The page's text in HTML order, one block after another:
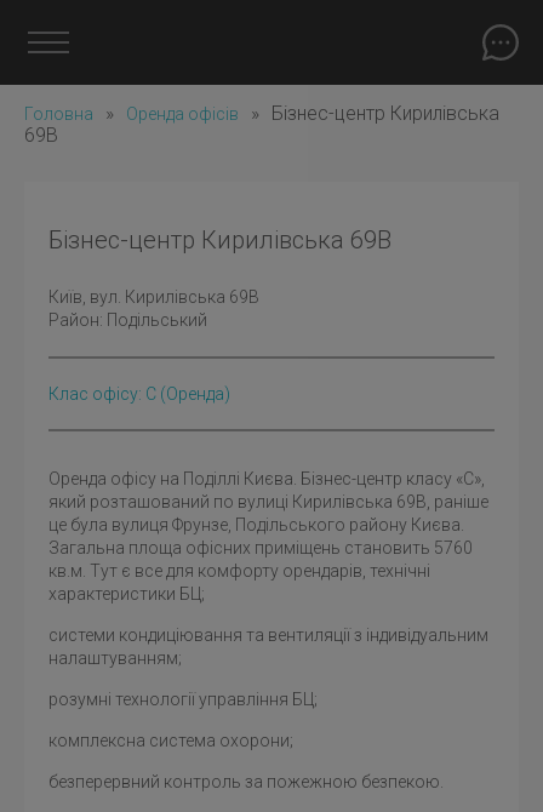
Головна » Оренда офісів »
Бізнес-центр Кирилівська
69В
Бізнес-центр Кирилівська 69В
Київ , вул. Кирилівська 69В
Район: Подільський
Клас офісу: C (оренда)
Оренда офісу на Поділлі Києва. Бізнес-центр класу «С»,
який розташований по вулиці Кирилівська 69В, раніше
це була вулиця Фрунзе, Подільського району Києва.
Загальна площа офісних приміщень становить 5760
кв.м. Тут є все для комфорту орендарів, технічні
характеристики БЦ;
системи кондиціювання та вентиляції з індивідуальним
налаштуванням;
розумні технології управління БЦ;
комплексна система охорони;
безперервний контроль за пожежною безпекою.